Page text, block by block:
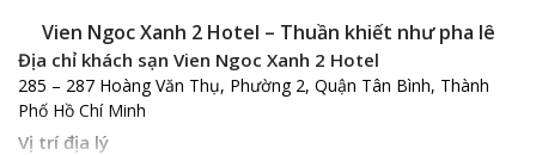
Vien Ngoc Xanh 2 Hotel – Thuần khiết như pha lê
Địa chỉ khách sạn Vien Ngoc Xanh 2 Hotel
285 – 287 Hoàng Văn Thụ, Phường 2, Quận Tân Bình, Thành
Phố Hồ Chí Minh
Vị trí địa lý